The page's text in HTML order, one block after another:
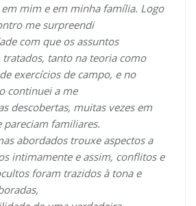
em mim e em minha família. Logo
me surpreendi
com que os assuntos
tanto na teoria como
exercícios de campo, e no
continuei a me
descobertas, muitas vezes em
pareciam familiares.
abordados trouxe aspectos a
intimamente e assim, conflitos e
foram trazidos à tona e